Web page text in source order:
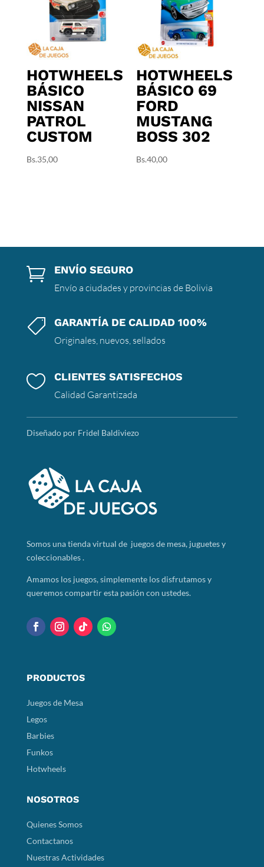
HOTWHEELS
BÁSICO
NISSAN
PATROL
CUSTOM
Bs.35,00
HOTWHEELS
BÁSICO 69
FORD
MUSTANG
BOSS 302
Bs.40,00
 ENVÍO SEGURO
Envío a ciudades y provincias de Bolivia
 GARANTÍA DE CALIDAD 100%
Originales, nuevos, sellados
 CLIENTES SATISFECHOS
Calidad Garantizada
Diseñado por Fridel Baldiviezo
Somosuna tienda virtual de juegos de mesa, juguetes y
coleccionables .
Amamos los juegos, simplemente los disfrutamos y
queremos compartir esta pasión con ustedes.
PRODUCTOS
Juegos de Mesa
Legos
Barbies
Funkos
Hotwheels
NOSOTROS
Quienes Somos
Contactanos
Nuestras Actividades